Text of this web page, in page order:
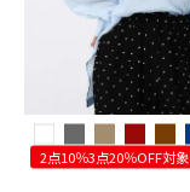
2点10％3点20％OFF対象